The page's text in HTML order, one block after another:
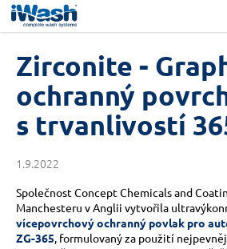
Přejít
obsah
Zirconite -
ochranný
s trvanlivostí
1.9.2022
Společnost Concept Chemicals and
Manchesteru v Anglii vytvořila
vícepovrchový ochranný povlak pro
ZG-365 , formulovaný za použití
K
o
C
o
p
t
ř
e
b